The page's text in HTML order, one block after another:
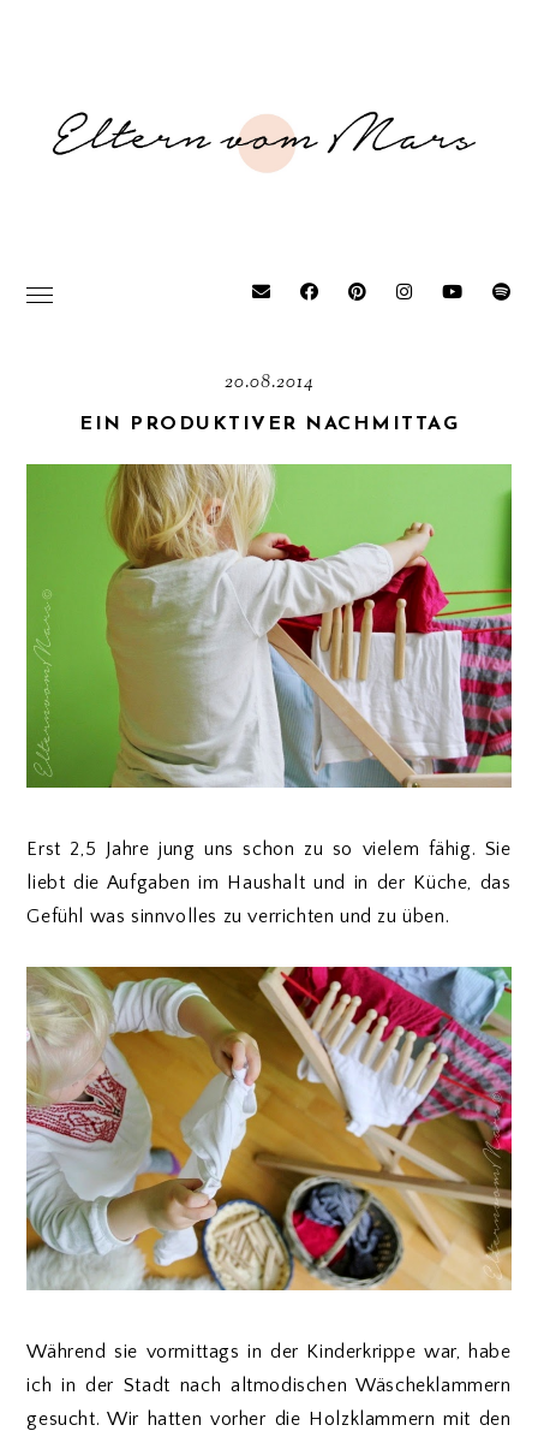
20.08.2014
EIN PRODUKTIVER NACHMITTAG
Erst 2,5 Jahre jung uns schon zu so vielem fähig. Sie
liebt die Aufgaben im Haushalt und in der Küche, das
Gefühl was sinnvolles zu verrichten und zu üben.
Während sie vormittags in der Kinderkrippe war, habe
ich in der Stadt nach altmodischen Wäscheklammern
gesucht. Wir hatten vorher die Holzklammern mit den